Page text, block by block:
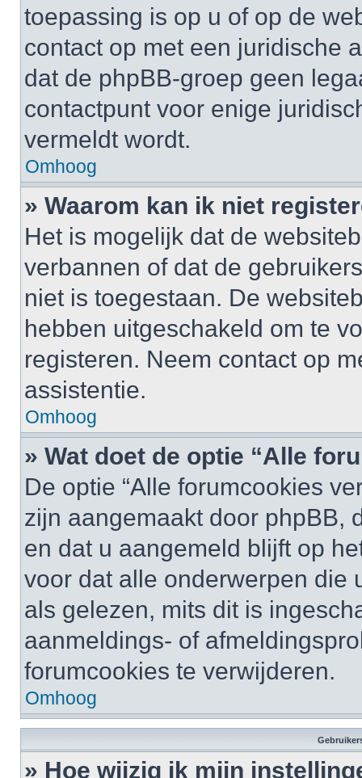
toepassing is op u of op de
contact op met een juridische
dat de phpBB-groep geen
contactpunt voor enige
vermeldt wordt.
Omhoog
» Waarom kan ik niet
Het is mogelijk dat de
verbannen of dat de
niet is toegestaan. De
hebben uitgeschakeld om te
registeren. Neem contact op
assistentie.
Omhoog
» Wat doet de optie “Alle
De optie “Alle forumcookies
zijn aangemaakt door phpBB,
en dat u aangemeld blijft op
voor dat alle onderwerpen die
als gelezen, mits dit is
aanmeldings- of
forumcookies te verwijderen.
Omhoog
» Hoe wijzig ik mijn